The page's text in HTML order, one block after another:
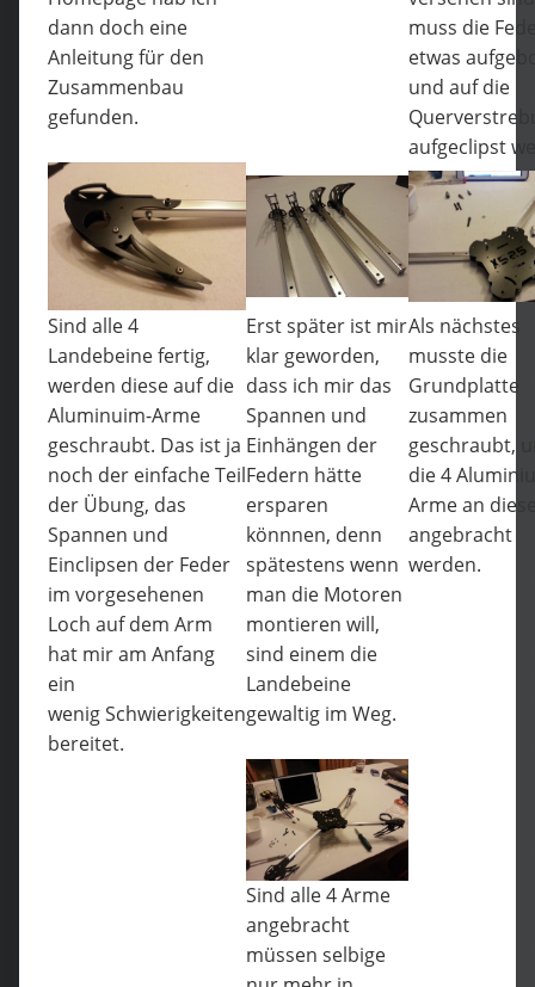
dann doch eine
Anleitung für den
Zusammenbau
gefunden.
muss die
etwas
und auf die
aufgeclipst
Sind alle 4
Landebeine fertig,
werden diese auf die
Aluminuim-Arme
geschraubt. Das ist ja
noch der einfache Teil
der Übung, das
Spannen und
Einclipsen der Feder
im vorgesehenen
Loch auf dem Arm
hat mir am Anfang
ein
wenig Schwierigkeiten
bereitet.
Erst später ist mir
klar geworden,
dass ich mir das
Spannen und
Einhängen der
Federn hätte
ersparen
könnnen, denn
spätestens wenn
man die Motoren
montieren will,
sind einem die
Landebeine
gewaltig im Weg.
Als nächstes
musste die
Grundplatte
zusammen
geschraubt,
die 4
Arme an
angebracht
werden.
Sind alle 4 Arme
angebracht
müssen selbige